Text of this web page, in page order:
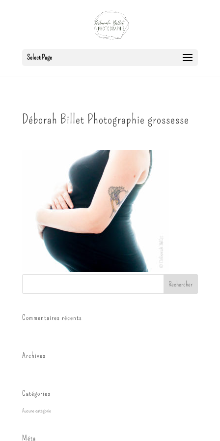
Select Page
Déborah Billet Photographie grossesse
Commentaires récents
Archives
Catégories
Aucune catégorie
Méta